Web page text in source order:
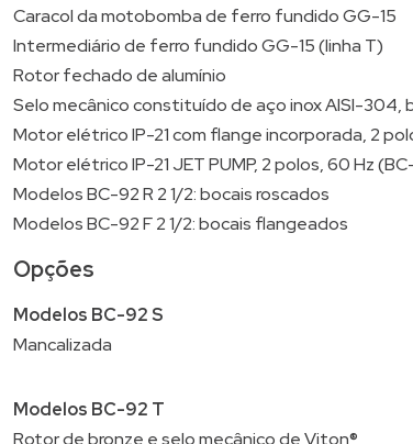
Caracol da motobomba de ferro fundido GG-15
Intermediário de ferro fundido GG-15 (linha T)
Rotor fechado de alumínio
Selo mecânico constituído de aço inox AISI-304,
Motor elétrico IP-21 com flange incorporada, 2
Motor elétrico IP-21 JET PUMP, 2 polos, 60 Hz
Modelos BC-92 R 2 1/2: bocais roscados
Modelos BC-92 F 2 1/2: bocais flangeados
Opções
Modelos BC-92 S
Mancalizada
Modelos BC-92 T